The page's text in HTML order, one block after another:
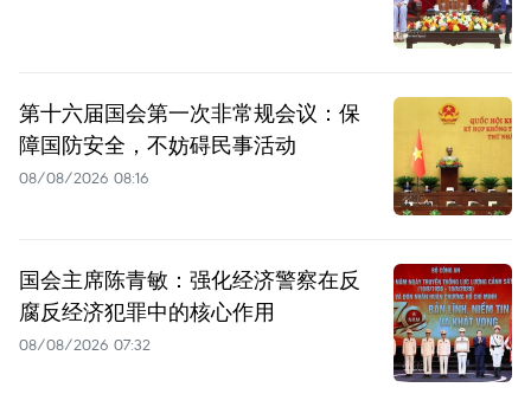
第十六届国会第一次非常规会议：保
障国防安全，不妨碍民事活动
08/08/2026 08:16
国会主席陈青敏：强化经济警察在反
腐反经济犯罪中的核心作用
08/08/2026 07:32